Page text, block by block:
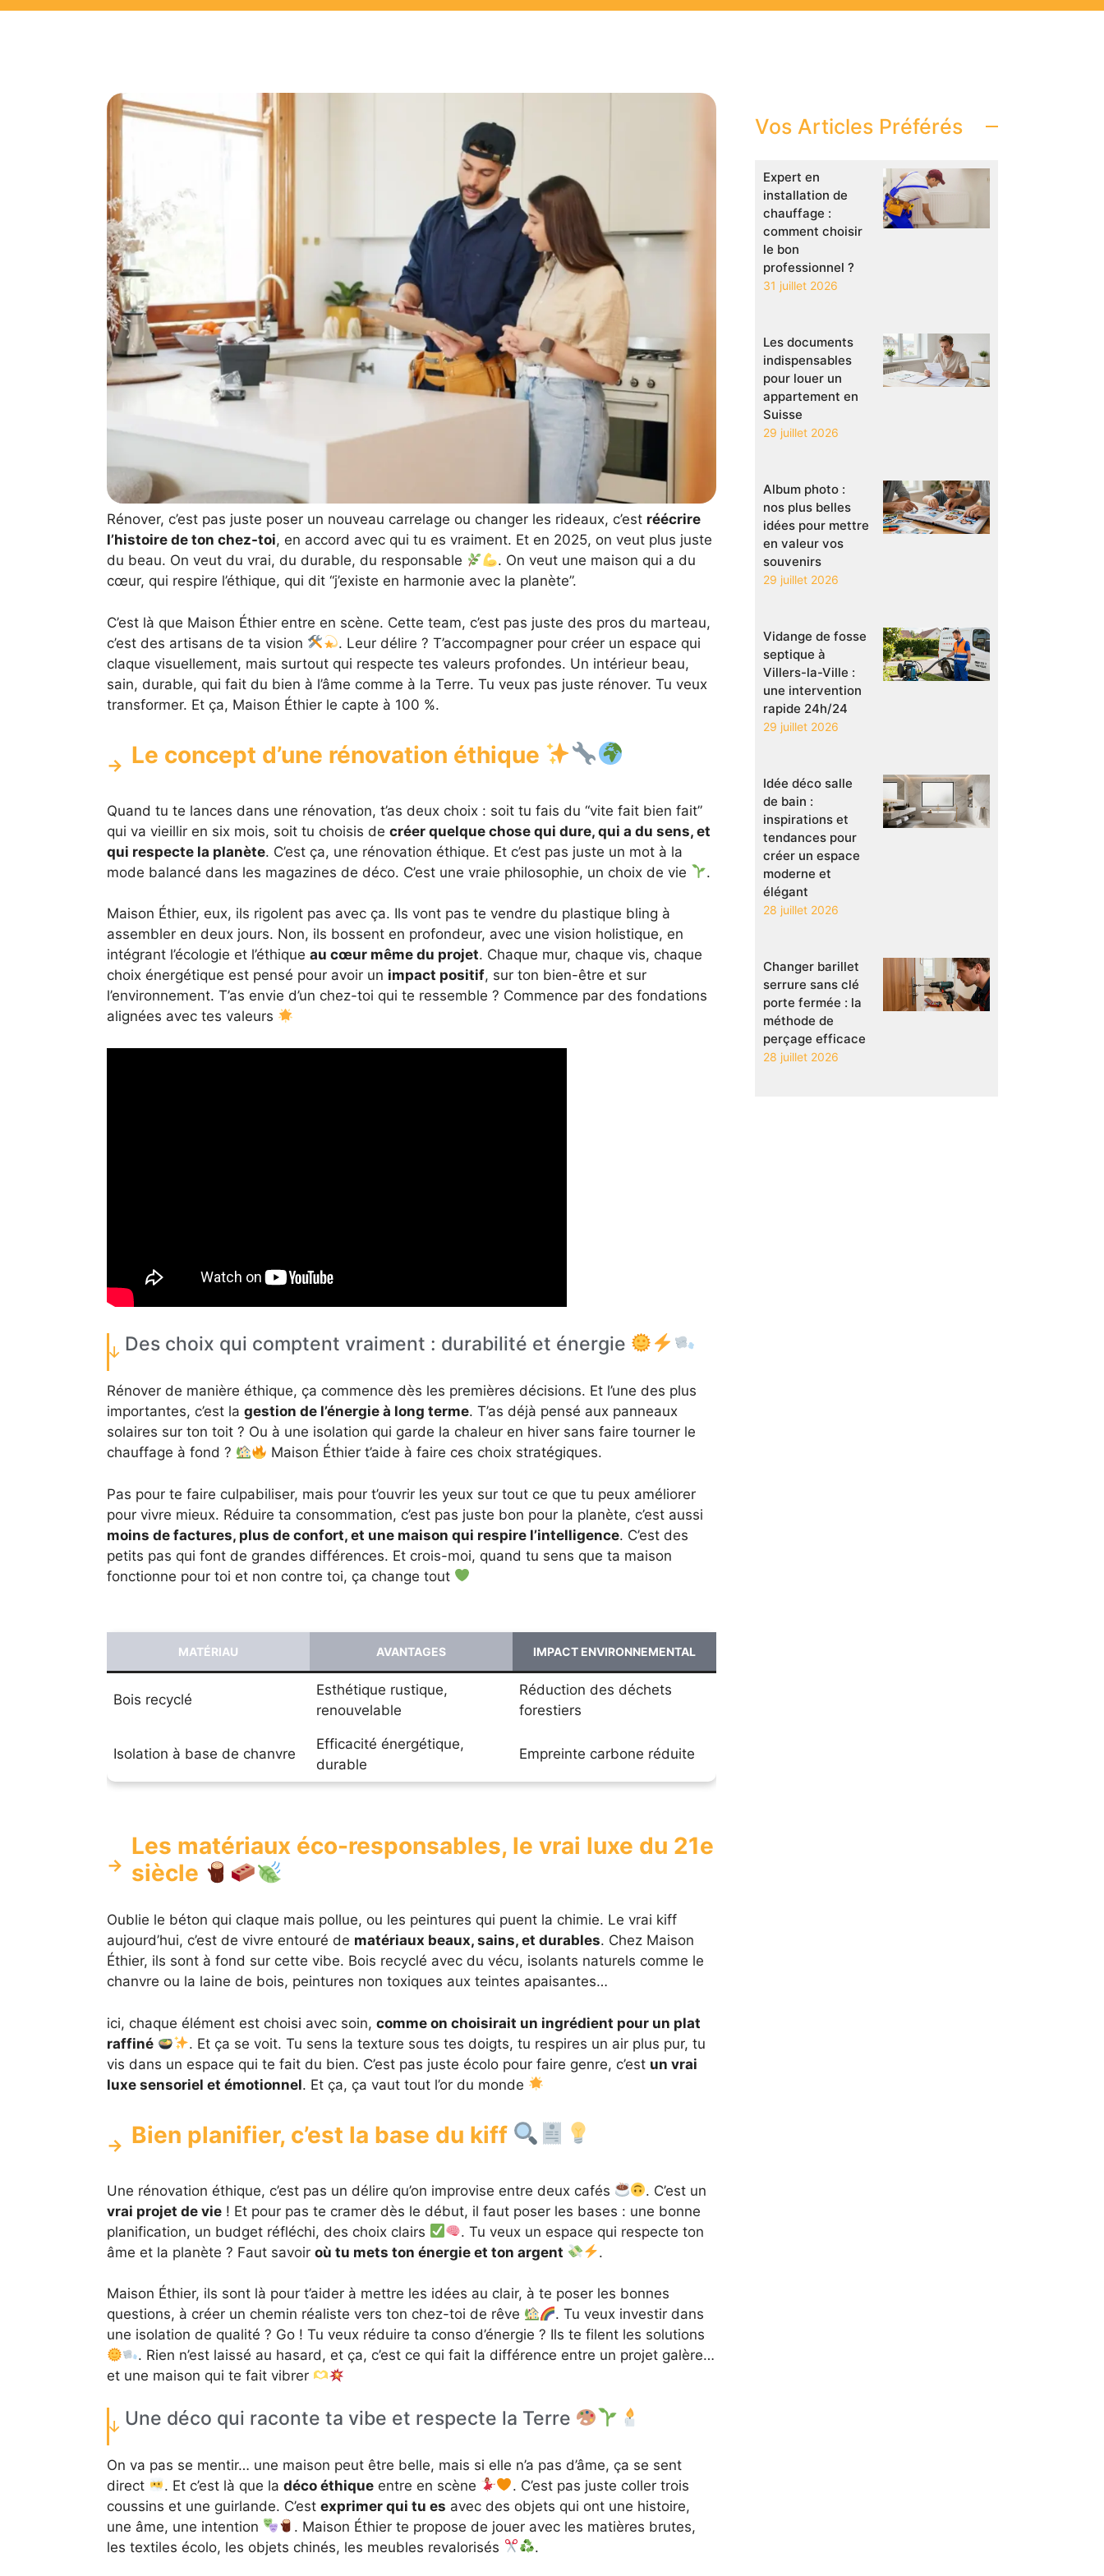
Rénover, c’est pas juste poser un nouveau carrelage ou changer les rideaux, c’est réécrire
l’histoire de ton chez-toi, en accord avec qui tu es vraiment. Et en 2025, on veut plus juste
du beau. On veut du vrai, du durable, du responsable
. On veut une maison qui a du
cœur, qui respire l’éthique, qui dit “j’existe en harmonie avec la planète”.
C’est là que Maison Éthier entre en scène. Cette team, c’est pas juste des pros du marteau,
c’est des artisans de ta vision
. Leur délire ? T’accompagner pour créer un espace qui
claque visuellement, mais surtout qui respecte tes valeurs profondes. Un intérieur beau,
sain, durable, qui fait du bien à l’âme comme à la Terre. Tu veux pas juste rénover. Tu veux
transformer. Et ça, Maison Éthier le capte à 100 %.
Le concept d’une rénovation éthique
Quand tu te lances dans une rénovation, t’as deux choix : soit tu fais du “vite fait bien fait”
qui va vieillir en six mois, soit tu choisis de créer quelque chose qui dure, qui a du sens, et
qui respecte la planète. C’est ça, une rénovation éthique. Et c’est pas juste un mot à la
mode balancé dans les magazines de déco. C’est une vraie philosophie, un choix de vie
.
Maison Éthier, eux, ils rigolent pas avec ça. Ils vont pas te vendre du plastique bling à
assembler en deux jours. Non, ils bossent en profondeur, avec une vision holistique, en
intégrant l’écologie et l’éthique au cœur même du projet. Chaque mur, chaque vis, chaque
choix énergétique est pensé pour avoir un impact positif, sur ton bien-être et sur
l’environnement. T’as envie d’un chez-toi qui te ressemble ? Commence par des fondations
alignées avec tes valeurs
Des choix qui comptent vraiment : durabilité et énergie
Rénover de manière éthique, ça commence dès les premières décisions. Et l’une des plus
importantes, c’est la gestion de l’énergie à long terme. T’as déjà pensé aux panneaux
solaires sur ton toit ? Ou à une isolation qui garde la chaleur en hiver sans faire tourner le
chauffage à fond ?
Maison Éthier t’aide à faire ces choix stratégiques.
Pas pour te faire culpabiliser, mais pour t’ouvrir les yeux sur tout ce que tu peux améliorer
pour vivre mieux. Réduire ta consommation, c’est pas juste bon pour la planète, c’est aussi
moins de factures, plus de confort, et une maison qui respire l’intelligence. C’est des
petits pas qui font de grandes différences. Et crois-moi, quand tu sens que ta maison
fonctionne pour toi et non contre toi, ça change tout
MATÉRIAU AVANTAGES IMPACT ENVIRONNEMENTAL
Bois recyclé
Esthétique rustique,
renouvelable
Réduction des déchets
forestiers
Isolation à base de chanvre
Efficacité énergétique,
durable
Empreinte carbone réduite
Les matériaux éco-responsables, le vrai luxe du 21e
siècle
Oublie le béton qui claque mais pollue, ou les peintures qui puent la chimie. Le vrai kiff
aujourd’hui, c’est de vivre entouré de matériaux beaux, sains, et durables. Chez Maison
Éthier, ils sont à fond sur cette vibe. Bois recyclé avec du vécu, isolants naturels comme le
chanvre ou la laine de bois, peintures non toxiques aux teintes apaisantes…
ici, chaque élément est choisi avec soin, comme on choisirait un ingrédient pour un plat
raffiné
. Et ça se voit. Tu sens la texture sous tes doigts, tu respires un air plus pur, tu
vis dans un espace qui te fait du bien. C’est pas juste écolo pour faire genre, c’est un vrai
luxe sensoriel et émotionnel. Et ça, ça vaut tout l’or du monde
Bien planifier, c’est la base du kiff
Une rénovation éthique, c’est pas un délire qu’on improvise entre deux cafés
. C’est un
vrai projet de vie! Et pour pas te cramer dès le début, il faut poser les bases : une bonne
planification, un budget réfléchi, des choix clairs
. Tu veux un espace qui respecte ton
âme et la planète ? Faut savoir où tu mets ton énergie et ton argent .
Maison Éthier, ils sont là pour t’aider à mettre les idées au clair, à te poser les bonnes
questions, à créer un chemin réaliste vers ton chez-toi de rêve
. Tu veux investir dans
une isolation de qualité ? Go ! Tu veux réduire ta conso d’énergie ? Ils te filent les solutions
. Rien n’est laissé au hasard, et ça, c’est ce qui fait la différence entre un projet galère…
et une maison qui te fait vibrer
Une déco qui raconte ta vibe et respecte la Terre
On va pas se mentir… une maison peut être belle, mais si elle n’a pas d’âme, ça se sent
direct
. Et c’est là que la déco éthiqueentre en scène
. C’est pas juste coller trois
coussins et une guirlande. C’est exprimer qui tu es avec des objets qui ont une histoire,
une âme, une intention
. Maison Éthier te propose de jouer avec les matières brutes,
les textiles écolo, les objets chinés, les meubles revalorisés
.
Vos Articles Préférés
Expert en
installation de
chauffage :
comment choisir
le bon
professionnel ?
31 juillet 2026
Les documents
indispensables
pour louer un
appartement en
Suisse
29 juillet 2026
Album photo :
nos plus belles
idées pour mettre
en valeur vos
souvenirs
29 juillet 2026
Vidange de fosse
septique à
Villers-la-Ville :
une intervention
rapide 24h/24
29 juillet 2026
Idée déco salle
de bain :
inspirations et
tendances pour
créer un espace
moderne et
élégant
28 juillet 2026
Changer barillet
serrure sans clé
porte fermée : la
méthode de
perçage efficace
28 juillet 2026